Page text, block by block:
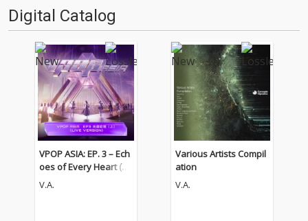
Digital Catalog
VPOP ASIA: EP. 3 – Ech
oes of Every Heart (Pt.
1) [LIVE VERSION]
V.A.
Various Artists Compil
ation
V.A.